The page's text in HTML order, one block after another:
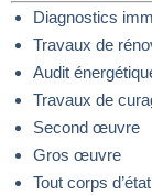
Diagnostics
Travaux de
Audit
Travaux de
Second œuvre
Gros œuvre
Tout corps d’état